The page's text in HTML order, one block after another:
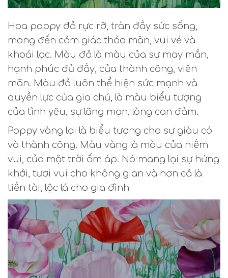
Hoa poppy đỏ rực rỡ, tràn đầy sức sống,
mang đến cảm giác thỏa mãn, vui vẻ và
khoái lạc. Màu đỏ là màu của sự may mắn,
hạnh phúc đủ đầy, của thành công, viên
mãn. Màu đỏ luôn thể hiện sức mạnh và
quyền lực của gia chủ, là màu biểu tượng
của tình yêu, sự lãng mạn, lòng can đảm.
Poppy vàng lại là biểu tượng cho sự giàu có
và thành công. Màu vàng là màu của niềm
vui, của mặt trời ấm áp. Nó mang lại sự hứng
khởi, tươi vui cho không gian và hơn cả là
tiền tài, lộc lá cho gia đình